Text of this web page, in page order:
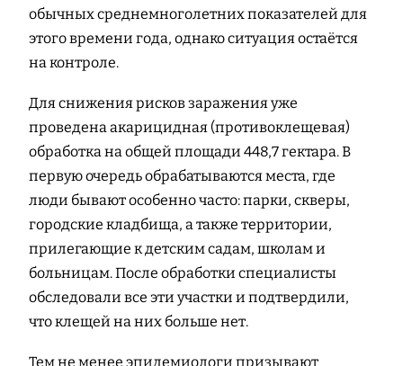
обычных среднемноголетних показателей для
этого времени года, однако ситуация остаётся
на контроле.
Для снижения рисков заражения уже
проведена акарицидная (противоклещевая)
обработка на общей площади 448,7 гектара. В
первую очередь обрабатываются места, где
люди бывают особенно часто: парки, скверы,
городские кладбища, а также территории,
прилегающие к детским садам, школам и
больницам. После обработки специалисты
обследовали все эти участки и подтвердили,
что клещей на них больше нет.
Тем не менее эпидемиологи призывают